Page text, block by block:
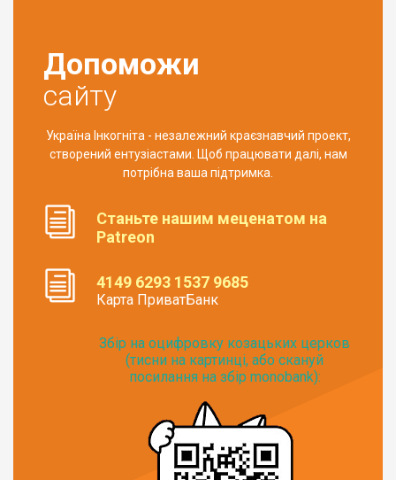
Допоможи
сайту
Україна Інкогніта - незалежний краєзнавчий проект,
створений ентузіастами. Щоб працювати далі, нам
потрібна ваша підтримка.
Станьте нашим меценатом на
Patreon
4149 6293 1537 9685
Карта ПриватБанк
Збір на оцифровку козацьких церков
(тисни на картинці, або скануй
посилання на збір monobank):